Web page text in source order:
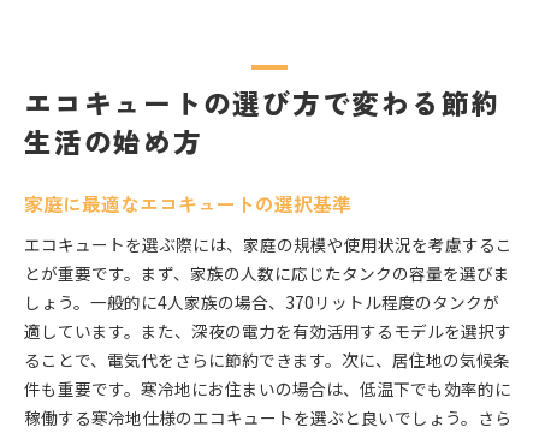
エコキュートの選び方で変わる節約
生活の始め方
家庭に最適なエコキュートの選択基準
エコキュートを選ぶ際には、家庭の規模や使用状況を考慮するこ
とが重要です。まず、家族の人数に応じたタンクの容量を選びま
しょう。一般的に4人家族の場合、370リットル程度のタンクが
適しています。また、深夜の電力を有効活用するモデルを選択す
ることで、電気代をさらに節約できます。次に、居住地の気候条
件も重要です。寒冷地にお住まいの場合は、低温下でも効率的に
稼働する寒冷地仕様のエコキュートを選ぶと良いでしょう。さら